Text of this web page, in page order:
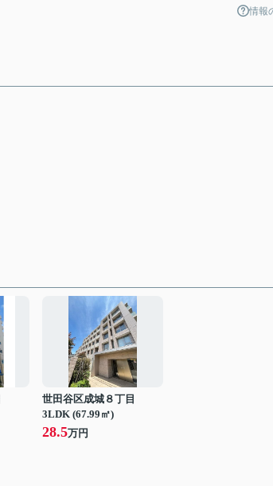
情報
世田谷区成城８丁目
3LDK (67.99㎡)
28.5万円